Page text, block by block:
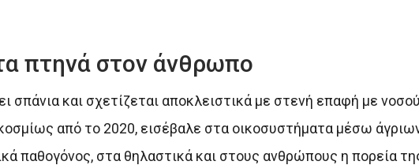
πτηνά στον άνθρωπο
και σχετίζεται αποκλειστικά με στενή επαφή με
από το 2020, εισέβαλε στα οικοσυστήματα μέσω
παθογόνος, στα θηλαστικά και στους ανθρώπους η πορεία